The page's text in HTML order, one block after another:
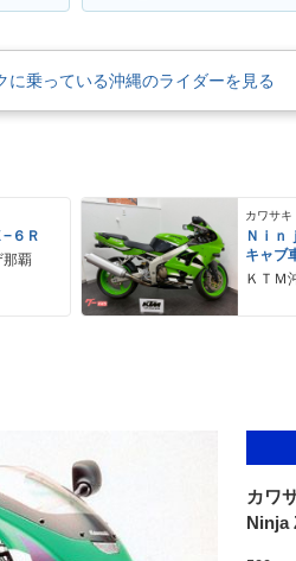
に乗っている沖縄のライダーを見る
６Ｒ
覇
カワサキ
Ｎｉ
キャブ
ＫＴＭ
カワ
Ninja